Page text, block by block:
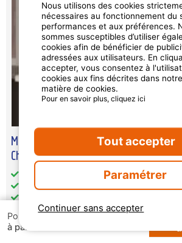
Pour 1 semaine
à partir de
Mobil Home 3 Chambres Climatisé + Un
Chambre
Superficie totale (en m²): 60
Accès handicapé: non
Cuisine: 1
Climatisation
Continuer sans accepter
Nous utilisons des cookies
nécessaires au fonctionnement du
performances et aux préférences.
sommes susceptibles d’utiliser
cookies afin de bénéficier de
adressées aux utilisateurs. En
accepter, vous consentez à
cookies aux fins décrites dans
matière de cookies.
Pour en savoir plus, cliquez ici
Tout accepter
Paramétrer